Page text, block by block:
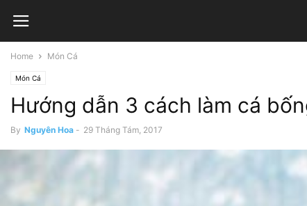
Home Món Cá
Món Cá
Hướng dẫn 3 cách làm cá
By Nguyên Hoa - 29 Tháng Tám, 2017